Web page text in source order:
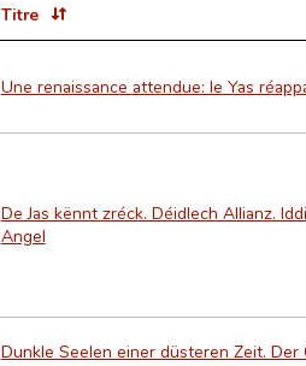
Titre
Une renaissance attendue: le Yas
De Jas kënnt zréck. Déidlech Allianz.
Angel
Dunkle Seelen einer düsteren Zeit. Der